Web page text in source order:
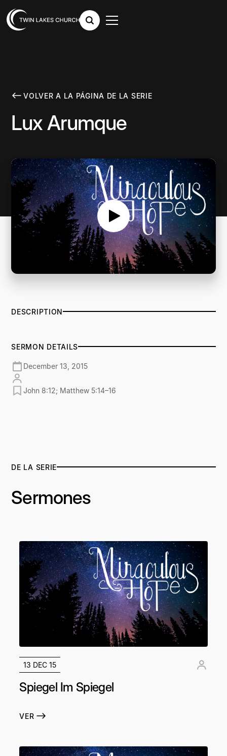
VOLVER A LA PÁGINA DE LA SERIE
Lux Arumque
DESCRIPTION
SERMON DETAILS
December 13, 2015
John 8:12; Matthew 5:14–16
DE LA SERIE
Sermones
13 DEC 15
Spiegel Im Spiegel
VER